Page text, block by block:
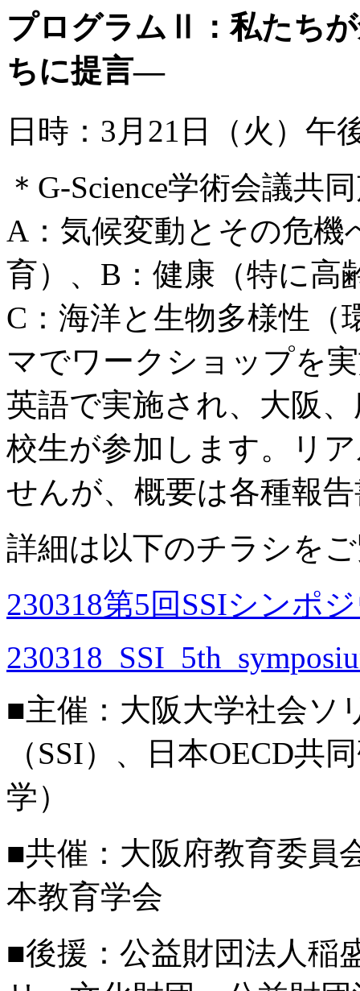
プログラムⅡ：私たち
ちに提言―
日時：3月21日（火）午
＊G-Science学術会議共
A：気候変動とその危機
育）、B：健康（特に高
C：海洋と生物多様性（
マでワークショップを
英語で実施され、大阪
校生が参加します。リ
せんが、概要は各種報
詳細は以下のチラシを
230318第5回SSIシンポ
■主催：大阪大学社会ソ
（SSI）、日本OECD共
学）
■共催：大阪府教育委員
本教育学会
■後援：公益財団法人稲